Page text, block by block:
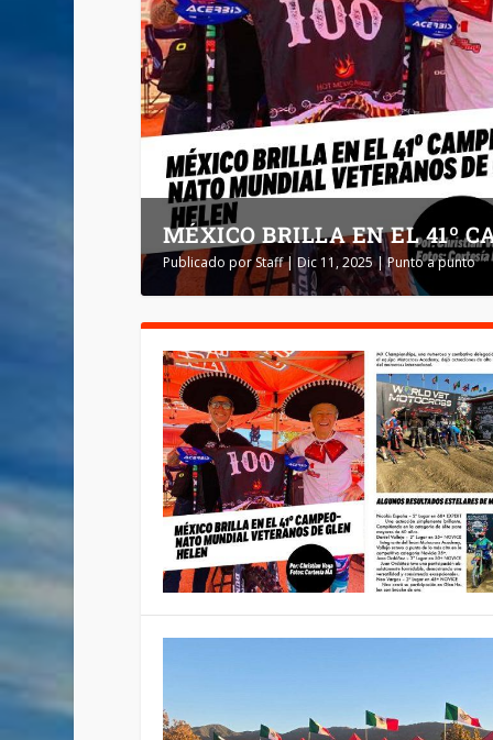
MÉXICO BRILLA EN EL 41º
Publicado porStaff| Dic 11, 2025|Punto a punto